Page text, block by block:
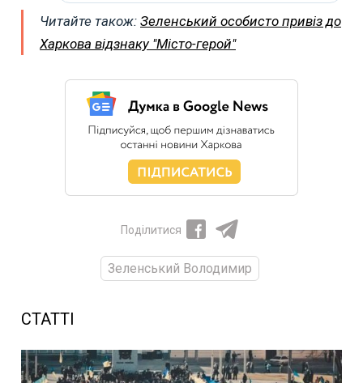
Читайте також: Зеленський особисто привіз до
Харкова відзнаку "Місто-герой"
Поділитися
Зеленський Володимир
СТАТТІ